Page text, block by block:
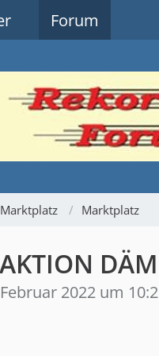
Forum
Marktplatz Marktplatz
2022 um